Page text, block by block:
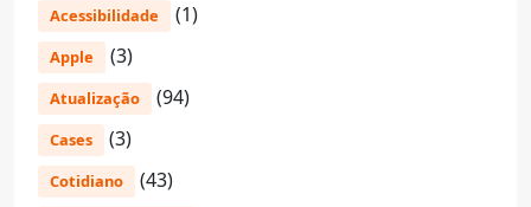
Acessibilidade (1)
Apple (3)
Atualização (94)
Cases (3)
Cotidiano (43)